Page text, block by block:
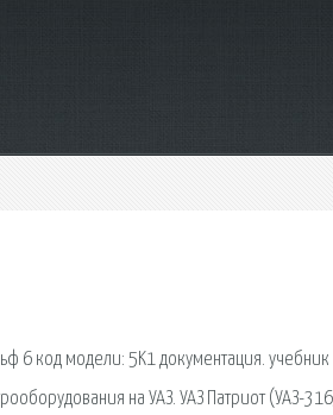
6 код модели: 5K1 документация. учебник
на УАЗ. УАЗ Патриот (УАЗ-